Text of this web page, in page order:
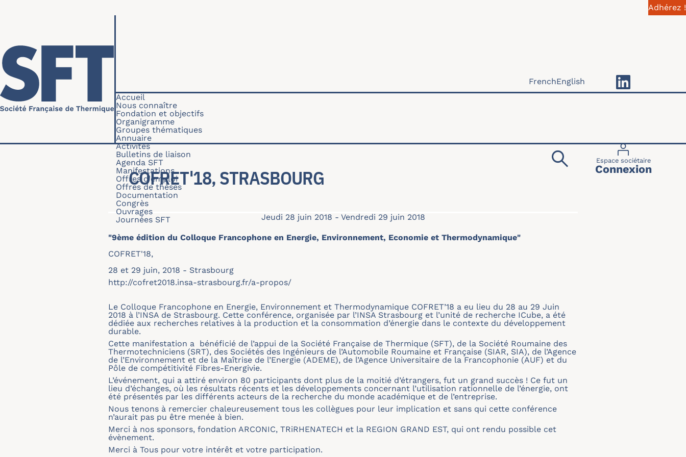
Adhérez !
Navigation principale
Accueil
Nous connaître
Fondation et objectifs
Organigramme
Groupes thématiques
Annuaire
Activités
Bulletins de liaison
Agenda SFT
Manifestations
Offres d'emploi
Offres de thèses
Documentation
Congrès
Ouvrages
Journées SFT
Menu du
Espace sociétaire
Connexion
FrenchEnglish
COFRET'18, STRASBOURG
Jeudi 28 juin 2018 - Vendredi 29 juin 2018
"9ème édition du Colloque Francophone en Energie, Environnement, Economie et Thermodynamique"
COFRET'18,
28 et 29 juin, 2018 - Strasbourg
http://cofret2018.insa-strasbourg.fr/a-propos/
Le Colloque Francophone en Energie, Environnement et Thermodynamique COFRET’18 a eu lieu du 28 au 29 Juin
2018 à l’INSA de Strasbourg. Cette conférence, organisée par l’INSA Strasbourg et l’unité de recherche ICube, a été
dédiée aux recherches relatives à la production et la consommation d’énergie dans le contexte du développement
durable.
Cette manifestation a bénéficié de l’appui de la Société Française de Thermique (SFT), de la Société Roumaine des
Thermotechniciens (SRT), des Sociétés des Ingénieurs de l’Automobile Roumaine et Française (SIAR, SIA), de l’Agence
de l’Environnement et de la Maîtrise de l’Energie (ADEME), de l’Agence Universitaire de la Francophonie (AUF) et du
Pôle de compétitivité Fibres-Energivie.
L’événement, qui a attiré environ 80 participants dont plus de la moitié d’étrangers, fut un grand succès ! Ce fut un
lieu d’échanges, où les résultats récents et les développements concernant l’utilisation rationnelle de l’énergie, ont
été présentés par les différents acteurs de la recherche du monde académique et de l’entreprise.
Nous tenons à remercier chaleureusement tous les collègues pour leur implication et sans qui cette conférence
n’aurait pas pu être menée à bien.
Merci à nos sponsors, fondation ARCONIC, TRiRHENATECH et la REGION GRAND EST, qui ont rendu possible cet
évènement.
Merci à Tous pour votre intérêt et votre participation.